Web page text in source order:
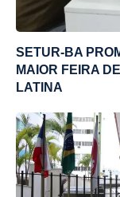
SETUR-BA
MAIOR FEIRA
LATINA